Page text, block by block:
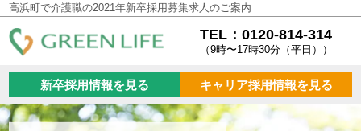
高浜町で介護職の2021年新卒採用募集求人のご案内
TEL：0120-814-314
（9時〜17時30分（平日））
新卒採用情報を見る キャリア採用情報を見る